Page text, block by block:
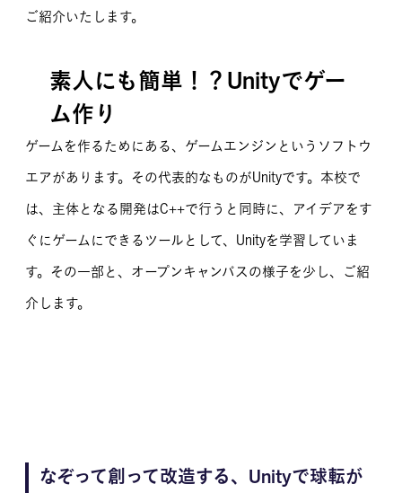
ご紹介いたします。
素人にも簡単！？Unityでゲー
ム作り
ゲームを作るためにある、ゲームエンジンというソフトウ
エアがあります。その代表的なものがUnityです。本校で
は、主体となる開発はC++で行うと同時に、アイデアをす
ぐにゲームにできるツールとして、Unityを学習していま
す。その一部と、オープンキャンパスの様子を少し、ご紹
介します。
なぞって創って改造する、Unityで球転が